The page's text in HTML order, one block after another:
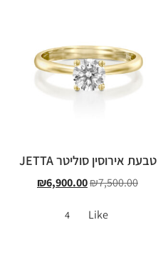
טבעת אירוסין סוליטר JETTA
₪7,500.00
₪6,900.00
Like